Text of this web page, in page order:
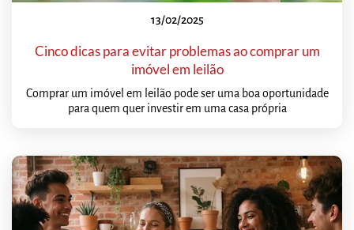
13/02/2025
Cinco dicas para evitar problemas ao comprar um
imóvel em leilão
Comprar um imóvel em leilão pode ser uma boa oportunidade
para quem quer investir em uma casa própria